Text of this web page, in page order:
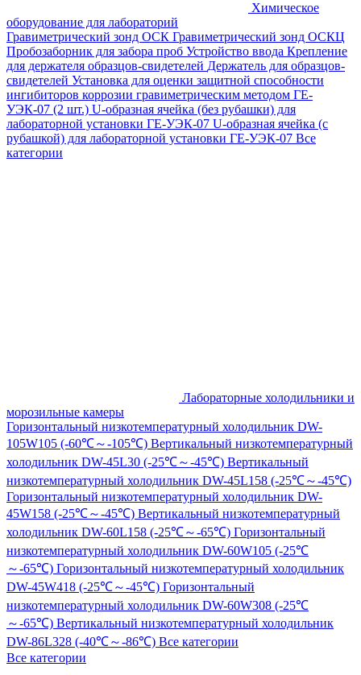
Химическое
оборудование для лабораторий
Гравиметрический зонд ОСК Гравиметрический зонд ОСКЦ
Пробозаборник для забора проб Устройство ввода Крепление
для держателя образцов-свидетелей Держатель для образцов-
свидетелей Установка для оценки защитной способности
ингибиторов коррозии гравиметрическим методом ГЕ-
УЭК-07 (2 шт.) U-образная ячейка (без рубашки) для
лабораторной установки ГЕ-УЭК-07 U-образная ячейка (с
рубашкой) для лабораторной установки ГЕ-УЭК-07 Все
категории
Лабораторные холодильники и
морозильные камеры
Горизонтальный низкотемпературный холодильник DW-
105W105 (-60℃～-105℃) Вертикальный низкотемпературный
холодильник DW-45L30 (-25℃～-45℃) Вертикальный
низкотемпературный холодильник DW-45L158 (-25℃～-45℃)
Горизонтальный низкотемпературный холодильник DW-
45W158 (-25℃～-45℃) Вертикальный низкотемпературный
холодильник DW-60L158 (-25℃～-65℃) Горизонтальный
низкотемпературный холодильник DW-60W105 (-25℃
～-65℃) Горизонтальный низкотемпературный холодильник
DW-45W418 (-25℃～-45℃) Горизонтальный
низкотемпературный холодильник DW-60W308 (-25℃
～-65℃) Вертикальный низкотемпературный холодильник
DW-86L328 (-40℃～-86℃) Все категории
Все категории